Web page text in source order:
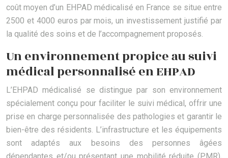
coût moyen d’un EHPAD médicalisé en France se situe entre
2500 et 4000 euros par mois, un investissement justifié par
la qualité des soins et de l’accompagnement proposés.
Un environnement propice au suivi
médical personnalisé en EHPAD
L’EHPAD médicalisé se distingue par son environnement
spécialement conçu pour faciliter le suivi médical, offrir une
prise en charge personnalisée des pathologies et garantir le
bien-être des résidents. L’infrastructure et les équipements
sont adaptés aux besoins des personnes âgées